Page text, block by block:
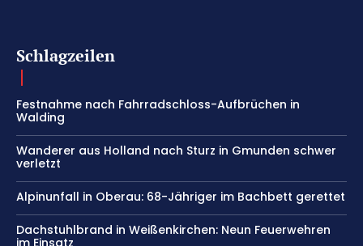
Schlagzeilen
Festnahme nach Fahrradschloss-Aufbrüchen in
Walding
Wanderer aus Holland nach Sturz in Gmunden schwer
verletzt
Alpinunfall in Oberau: 68-Jähriger im Bachbett gerettet
Dachstuhlbrand in Weißenkirchen: Neun Feuerwehren